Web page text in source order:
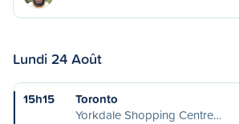
Lundi 24 Août
15h15
Toronto
Yorkdale Shopping Centre…